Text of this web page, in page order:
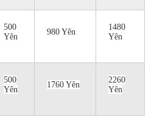
500
Yên
980 Yên
1480
Yên
500
Yên
1760 Yên
2260
Yên